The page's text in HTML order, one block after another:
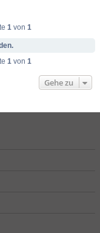
1von 1
1von 1
Gehe zu